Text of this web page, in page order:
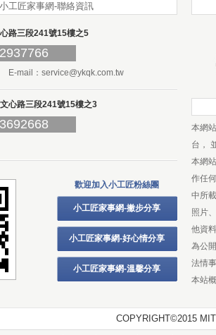
小工匠家事網-聯絡資訊
路三段241號15樓之5
E-mail： service@ykqk.com.tw
心路三段241號15樓之3
歡迎加入小工匠粉絲團
小工匠家事網-撇步分享
小工匠家事網-好心情分享
小工匠家事網-溫馨分享
本網
台，
本網
作任
中所
照片
他資
為公
法情
本站
COPYRIGHT©2015